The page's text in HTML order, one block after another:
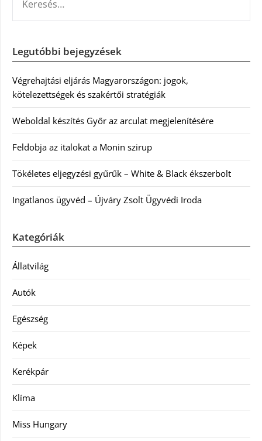
Legutóbbi bejegyzések
Végrehajtási eljárás Magyarországon: jogok,
kötelezettségek és szakértői stratégiák
Weboldal készítés Győr az arculat megjelenítésére
Feldobja az italokat a Monin szirup
Tökéletes eljegyzési gyűrűk – White & Black ékszerbolt
Ingatlanos ügyvéd – Újváry Zsolt Ügyvédi Iroda
Kategóriák
Állatvilág
Autók
Egészség
Képek
Kerékpár
Klíma
Miss Hungary